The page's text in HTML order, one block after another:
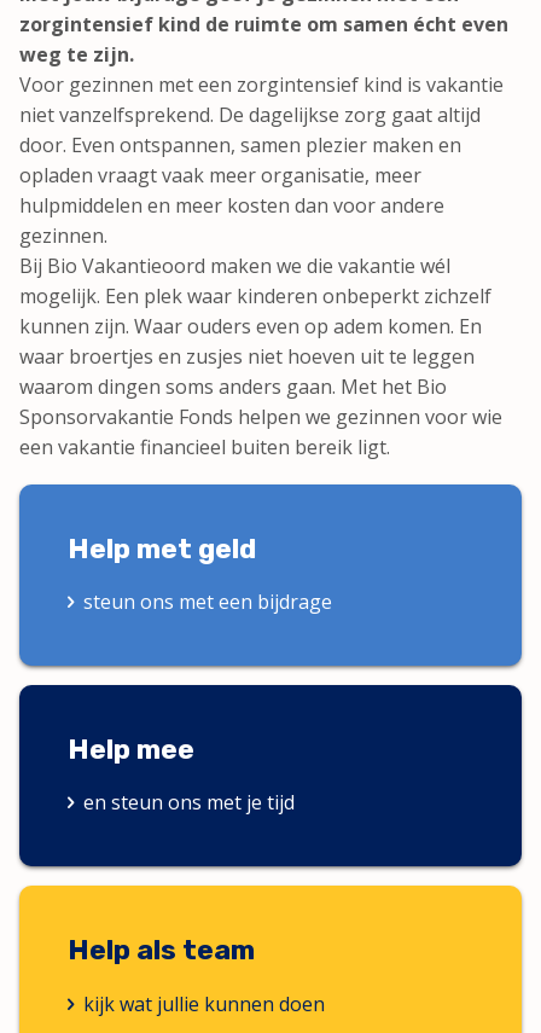
zorgintensief kind de ruimte om samen écht even
weg te zijn.
Voor gezinnen met een zorgintensief kind is vakantie
niet vanzelfsprekend. De dagelijkse zorg gaat altijd
door. Even ontspannen, samen plezier maken en
opladen vraagt vaak meer organisatie, meer
hulpmiddelen en meer kosten dan voor andere
gezinnen.
Bij Bio Vakantieoord maken we die vakantie wél
mogelijk. Een plek waar kinderen onbeperkt zichzelf
kunnen zijn. Waar ouders even op adem komen. En
waar broertjes en zusjes niet hoeven uit te leggen
waarom dingen soms anders gaan. Met het Bio
Sponsorvakantie Fonds helpen we gezinnen voor wie
een vakantie financieel buiten bereik ligt.
Help met geld
steun ons met een bijdrage
Help mee
en steun ons met je tijd
Help als team
kijk wat jullie kunnen doen